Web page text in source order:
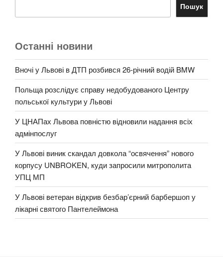
Пошук
Останні новини
Вночі у Львові в ДТП розбився 26-річний водій BMW
Польща розслідує справу недобудованого Центру
польської культури у Львові
У ЦНАПах Львова повністю відновили надання всіх
адмінпослуг
У Львові виник скандал довкола “освячення” нового
корпусу UNBROKEN, куди запросили митрополита
УПЦ МП
У Львові ветеран відкрив безбар’єрний барбершоп у
лікарні святого Пантелеймона